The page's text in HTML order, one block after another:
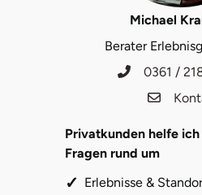
Michael
Berater
0361 /
Privatkunden helfe
Fragen rund um
Erlebnisse &